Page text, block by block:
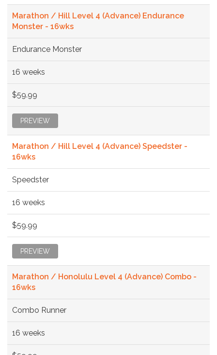
Marathon / Hill Level 4 (Advance) Endurance
Monster - 16wks
Endurance Monster
16 weeks
$59.99
PREVIEW
Marathon / Hill Level 4 (Advance) Speedster -
16wks
Speedster
16 weeks
$59.99
PREVIEW
Marathon / Honolulu Level 4 (Advance) Combo -
16wks
Combo Runner
16 weeks